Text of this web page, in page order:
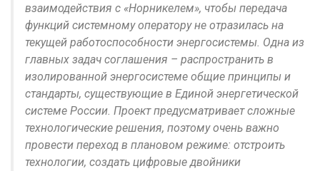
взаимодействия с «Норникелем», чтобы передача
функций системному оператору не отразилась на
текущей работоспособности энергосистемы. Одна из
главных задач соглашения – распространить в
изолированной энергосистеме общие принципы и
стандарты, существующие в Единой энергетической
системе России. Проект предусматривает сложные
технологические решения, поэтому очень важно
провести переход в плановом режиме: отстроить
технологии, создать цифровые двойники